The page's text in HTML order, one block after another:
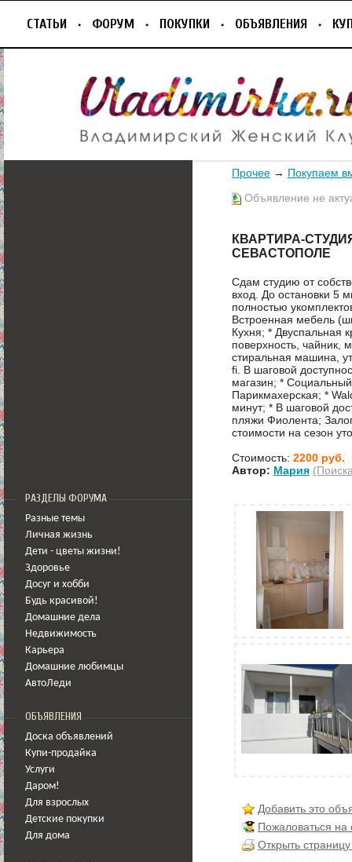
СТАТЬИ ФОРУМ ПОКУПКИ ОБЪЯВЛЕНИЯ
РАЗДЕЛЫ ФОРУМА
Разные темы
Личная жизнь
Дети - цветы жизни!
Здоровье
Досуг и хобби
Будь красивой!
Домашние дела
Недвижимость
Карьера
Домашние любимцы
АвтоЛеди
ОБЪЯВЛЕНИЯ
Доска объявлений
Купи-продайка
Услуги
Даром!
Для взрослых
Детские покупки
Для дома
Прочее → Покупаем
Объявление не
КВАРТИРА-
СЕВАСТОПОЛЕ
Сдам студию от
вход. До остановки 5
полностью
Встроенная мебель
Кухня; * Двуспальная
поверхность, чайник,
стиральная машина,
fi. В шаговой
магазин; *
Парикмахерская; *
минут; * В шаговой
пляжи Фиолента;
стоимости на сезон
Стоимость: 2200 руб.
Автор: Мария
Добавить это
Пожаловаться
Открыть